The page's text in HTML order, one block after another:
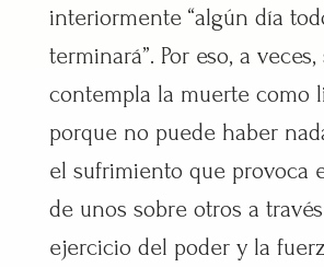
interiormente “algún día
terminará”. Por eso, a veces,
contempla la muerte como
porque no puede haber
el sufrimiento que provoca
de unos sobre otros a
ejercicio del poder y la